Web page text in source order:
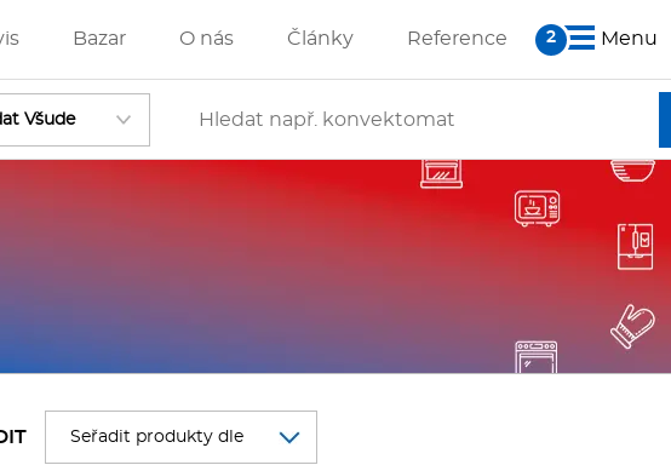
Bazar O nás Články Reference Menu
technologie